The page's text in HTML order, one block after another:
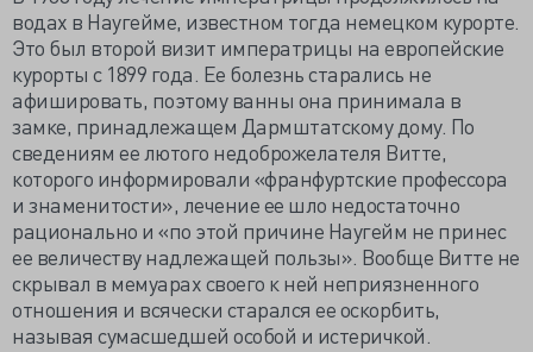
водах в Наугейме, известном тогда немецком курорте.
Это был второй визит императрицы на европейские
курорты с 1899 года. Ее болезнь старались не
афишировать, поэтому ванны она принимала в
замке, принадлежащем Дармштатскому дому. По
сведениям ее лютого недоброжелателя Витте,
которого информировали «франфуртские профессора
и знаменитости», лечение ее шло недостаточно
рационально и «по этой причине Наугейм не принес
ее величеству надлежащей пользы». Вообще Витте не
скрывал в мемуарах своего к ней неприязненного
отношения и всячески старался ее оскорбить,
называя сумасшедшей особой и истеричкой.